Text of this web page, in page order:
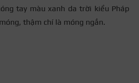
tay màu xanh da trời kiểu Pháp
thậm chí là móng ngắn.